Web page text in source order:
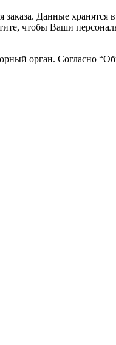
Данные хранятся
чтобы Ваши
орган. Согласно